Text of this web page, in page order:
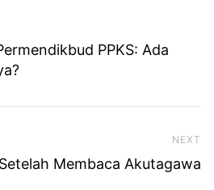
PPKS: Ada
NEXT
Setelah Membaca Akutagawa